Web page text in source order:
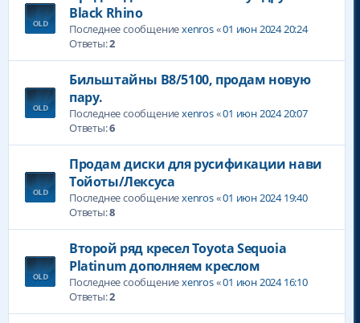
Black Rhino
Последнее сообщениеxenros«01 июн 2024 20:24
Ответы:2
Бильштайны В8/5100, продам новую
пару.
Последнее сообщениеxenros«01 июн 2024 20:07
Ответы:6
Продам диски для русификации нави
Тойоты/Лексуса
Последнее сообщениеxenros«01 июн 2024 19:40
Ответы:8
Второй ряд кресел Toyota Sequoia
Platinum дополняем креслом
Последнее сообщениеxenros«01 июн 2024 16:10
Ответы:2